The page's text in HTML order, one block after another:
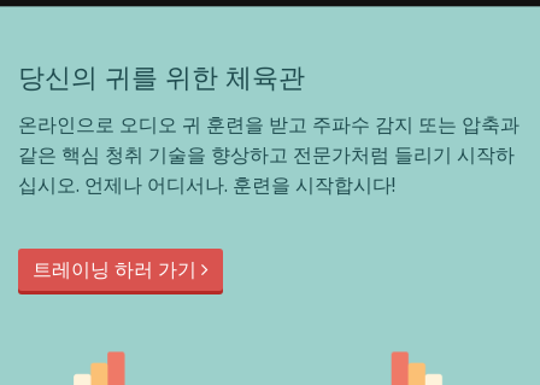
당신의 귀를 위한 체육관
온라인으로 오디오 귀 훈련을 받고 주파수 감지 또는 압축과
같은 핵심 청취 기술을 향상하고 전문가처럼 들리기 시작하
십시오. 언제나 어디서나. 훈련을 시작합시다!
트레이닝 하러 가기